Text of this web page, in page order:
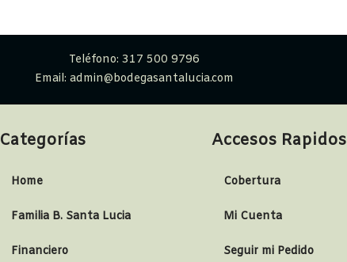
Teléfono: 317 500 9796
Email: admin@bodegasantalucia.com
Categorías
Home
Familia B. Santa Lucia
Financiero
Accesos Rapidos
Cobertura
Mi Cuenta
Seguir mi Pedido